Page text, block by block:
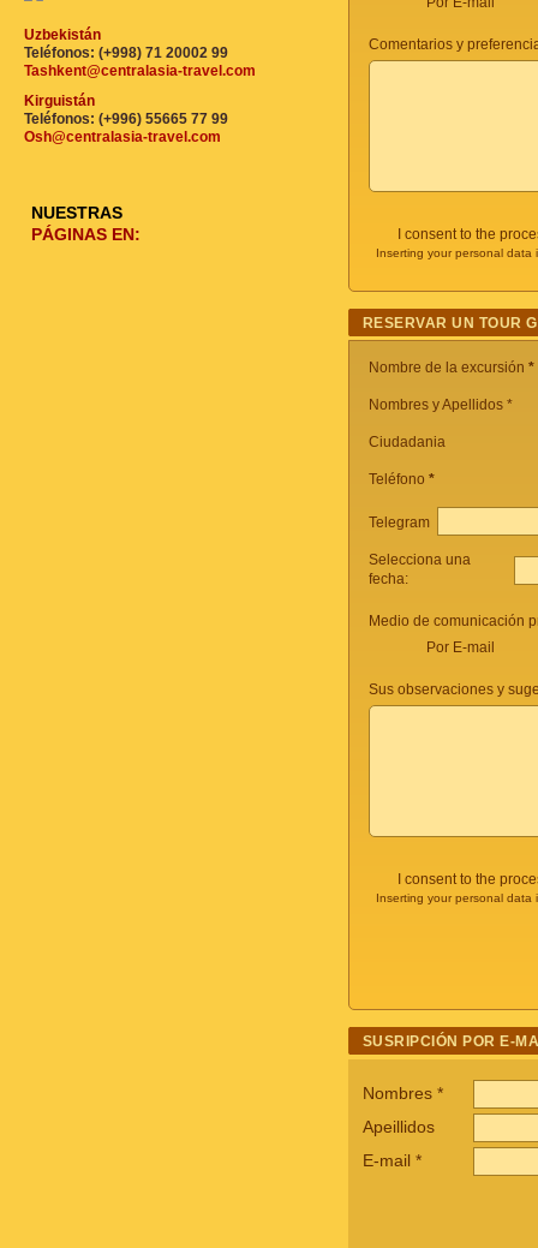
Comentarios y
I consent to the
Inserting your personal
RESERVAR UN TOUR
Nombre de la excursión *
Nombres y Apellidos *
Ciudadania
Teléfono *
Telegram
Selecciona una
fecha:
Medio de comunicación
Por E-mail
Sus observaciones y
I consent to the
Inserting your personal
SUSRIPCIÓN POR E-
Nombres *
Apeillidos
E-mail *
Uzbekistán
Teléfonos: (+998) 71 20002 99
Tashkent@centralasia-travel.com
Kirguistán
Teléfonos: (+996) 55665 77 99
Osh@centralasia-travel.com
NUESTRAS
PÁGINAS EN: